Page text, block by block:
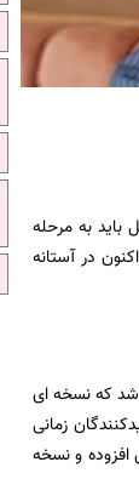
باید به مرحله
در آستانه
که نسخه ای
زمانی
افزوده و نسخه